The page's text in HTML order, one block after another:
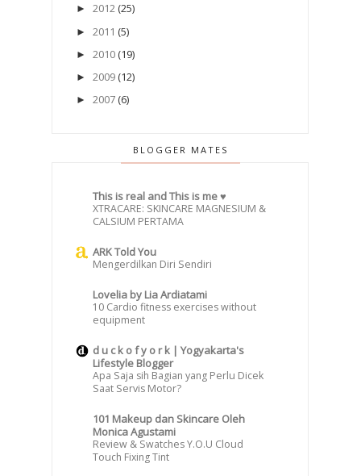
► 2012 (25)
► 2011 (5)
► 2010 (19)
► 2009 (12)
► 2007 (6)
BLOGGER MATES
This is real and This is me ♥
XTRACARE: SKINCARE MAGNESIUM &
CALSIUM PERTAMA
ARK Told You
Mengerdilkan Diri Sendiri
Lovelia by Lia Ardiatami
10 Cardio fitness exercises without
equipment
d u c k o f y o r k | Yogyakarta's
Lifestyle Blogger
Apa Saja sih Bagian yang Perlu Dicek
Saat Servis Motor?
101 Makeup dan Skincare Oleh
Monica Agustami
Review & Swatches Y.O.U Cloud
Touch Fixing Tint